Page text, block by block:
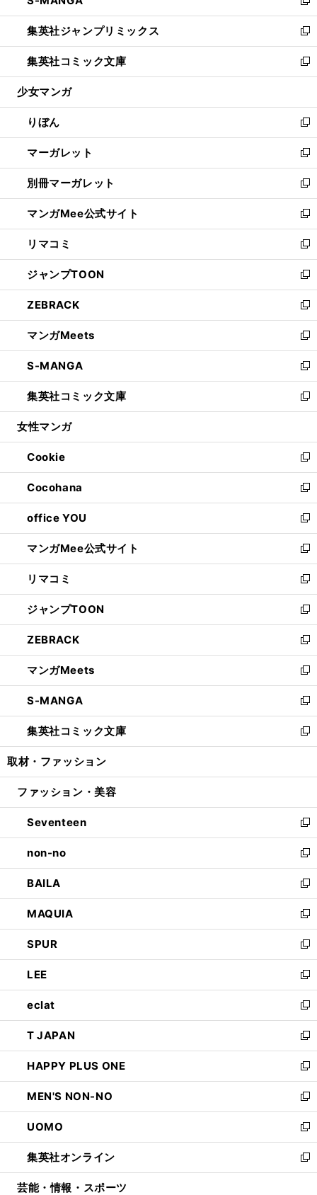
開
く
ウ
で
開
く
ン
ド
ウ
で
開
い
ウ
ィ
ン
ド
ウ
開
く
新
し
い
ウ
ィ
ン
ウ
で
開
く
集英社ジャンプリミックス
新
し
い
ウ
ン
ド
ウ
で
開
く
集英社コミック文庫
新
し
ウ
ィ
ン
ド
ウ
で
開
く
少女マンガ
りぼん
新
し
い
ウ
ィ
ン
ド
ウ
で
開
く
マーガレット
新
し
い
ウ
ィ
ン
ド
ウ
で
開
く
別冊マーガレット
新
し
い
ウ
ィ
ン
ド
ウ
で
開
く
マンガMee公式サイト
新
し
い
ウ
ィ
ン
ド
ウ
で
開
く
リマコミ
新
し
い
ウ
ィ
ン
ド
ウ
で
開
く
ジャンプTOON
新
し
い
ウ
ィ
ン
ド
ウ
で
開
ZEBRACK
新
し
い
ウ
ィ
ン
ド
ウ
開
く
マンガMeets
新
し
い
ウ
ィ
ン
ウ
で
開
く
S-MANGA
新
し
い
ウ
ン
ド
ウ
で
開
く
集英社コミック文庫
新
し
ウ
ィ
ン
ド
ウ
で
開
く
女性マンガ
Cookie
新
し
い
ウ
ィ
ン
ド
ウ
で
開
く
Cocohana
新
し
い
ウ
ィ
ン
ド
ウ
で
開
く
office YOU
新
し
い
ウ
ィ
ン
ド
ウ
で
開
く
マンガMee公式サイト
新
し
い
ウ
ィ
ン
ド
ウ
で
開
く
リマコミ
新
し
い
ウ
ィ
ン
ド
ウ
で
開
く
ジャンプTOON
新
し
い
ウ
ィ
ン
ド
ウ
で
開
ZEBRACK
新
し
い
ウ
ィ
ン
ド
ウ
開
マンガMeets
新
し
い
ウ
ィ
ン
ウ
開
く
S-MANGA
新
し
い
ウ
ン
ウ
で
開
く
集英社コミック文庫
新
し
ウ
ン
ド
ウ
で
開
く
取材・ファッション
ファッション・美容
Seventeen
新
し
い
ウ
ィ
ン
ド
ウ
で
開
く
non-no
新
し
い
ウ
ィ
ン
ド
ウ
で
開
く
BAILA
新
し
い
ウ
ィ
ン
ド
ウ
で
開
く
MAQUIA
新
し
い
ウ
ィ
ン
ド
ウ
で
開
く
SPUR
新
し
い
ウ
ィ
ン
ド
ウ
で
開
く
LEE
新
し
い
ウ
ィ
ン
ド
ウ
で
開
く
eclat
新
し
い
ウ
ィ
ン
ド
ウ
で
開
く
T JAPAN
新
し
い
ウ
ィ
ン
ド
ウ
で
開
HAPPY PLUS ONE
新
し
い
ウ
ィ
ン
ド
ウ
MEN'S NON-NO
新
し
い
ウ
ィ
ン
UOMO
新
し
い
ウ
集英社オンライン
新
し
芸能・情報・スポーツ